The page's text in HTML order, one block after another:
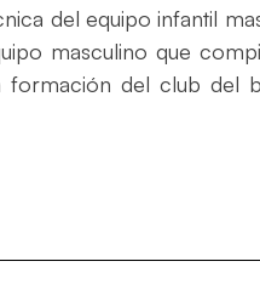
del equipo infantil
masculino que
formación del club del